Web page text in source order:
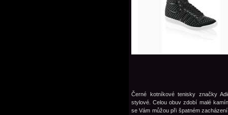
Černé kotníkové tenisky značky
stylové. Celou obuv zdobí malé
se Vám můžou při špatném